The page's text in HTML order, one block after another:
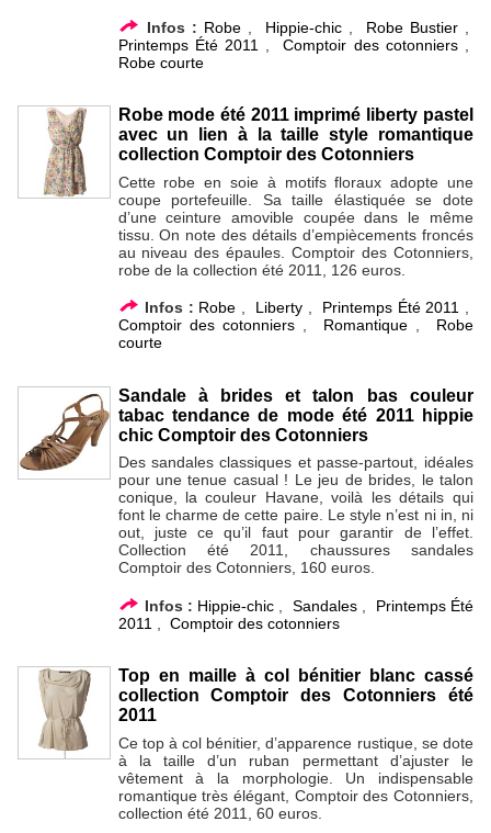
Infos : Robe, Hippie-chic, Robe Bustier,
Printemps Été 2011
,Comptoir des cotonniers,
Robe courte
Robe mode été 2011 imprimé liberty pastel
avec un lien à la taille style romantique
collection Comptoir des Cotonniers
Cette robe en soie à motifs floraux adopte une
coupe portefeuille. Sa taille élastiquée se dote
d’une ceinture amovible coupée dans le même
tissu. On note des détails d’empiècements froncés
au niveau des épaules. Comptoir des Cotonniers,
robe de la collection été 2011, 126 euros.
Infos : Robe , Liberty , Printemps Été 2011 ,
Comptoir des cotonniers , Romantique , Robe
courte
Sandale à brides et talon bas couleur
tabac tendance de mode été 2011 hippie
chic Comptoir des Cotonniers
Des sandales classiques et passe-partout, idéales
pour une tenue casual ! Le jeu de brides, le talon
conique, la couleur Havane, voilà les détails qui
font le charme de cette paire. Le style n’est ni in, ni
out, juste ce qu’il faut pour garantir de l’effet.
Collection été 2011, chaussures sandales
Comptoir des Cotonniers, 160 euros.
Infos : Hippie-chic Sandales
Printemps Été
2011
Comptoir des cotonniers
Top en maille à col bénitier blanc cassé
collection Comptoir des Cotonniers été
2011
Ce top à col bénitier, d’apparence rustique, se dote
à la taille d’un ruban permettant d’ajuster le
vêtement à la morphologie. Un indispensable
romantique très élégant, Comptoir des Cotonniers,
collection été 2011, 60 euros.